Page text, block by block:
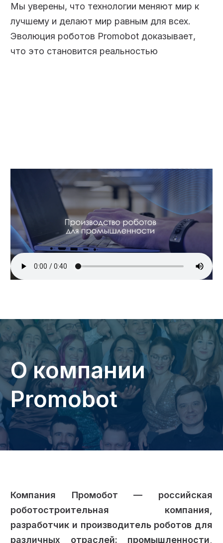
Мы уверены, что технологии меняют мир к
лучшему и делают мир равным для всех.
Эволюция роботов Promobot доказывает,
что это становится реальностью
О компании
Promobot
Компания Промобот — российская
роботостроительная компания,
разработчик и производитель роботов для
различных отраслей: промышленности,